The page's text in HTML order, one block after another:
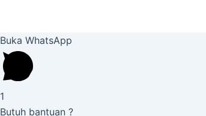
Buka WhatsApp
1
Butuh bantuan ?